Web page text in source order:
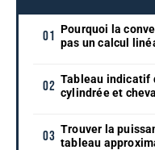
Pourquoi la
pas un calcul
Tableau indicatif
cylindrée et
Trouver la
tableau